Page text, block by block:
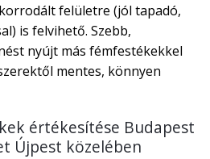
felületre (jól tapadó,
is felvihető. Szebb,
nyújt más fémfestékekkel
mentes, könnyen
értékesítése Budapest
Újpest közelében